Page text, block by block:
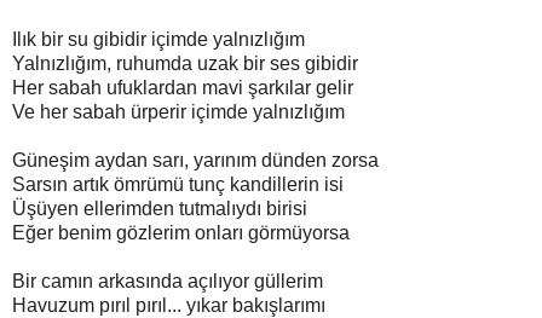
Ilık bir su gibidir içimde yalnızlığım
Yalnızlığım, ruhumda uzak bir ses gibidir
Her sabah ufuklardan mavi şarkılar gelir
Ve her sabah ürperir içimde yalnızlığım
Güneşim aydan sarı, yarınım dünden zorsa
Sarsın artık ömrümü tunç kandillerin isi
Üşüyen ellerimden tutmalıydı birisi
Eğer benim gözlerim onları görmüyorsa
Bir camın arkasında açılıyor güllerim
Havuzum pırıl pırıl... yıkar bakışlarımı